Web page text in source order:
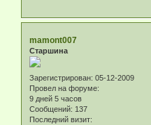
mamont007
Старшина
Зарегистрирован: 05-12-2009
Провел на форуме:
9 дней 5 часов
Сообщений: 137
Последний визит: